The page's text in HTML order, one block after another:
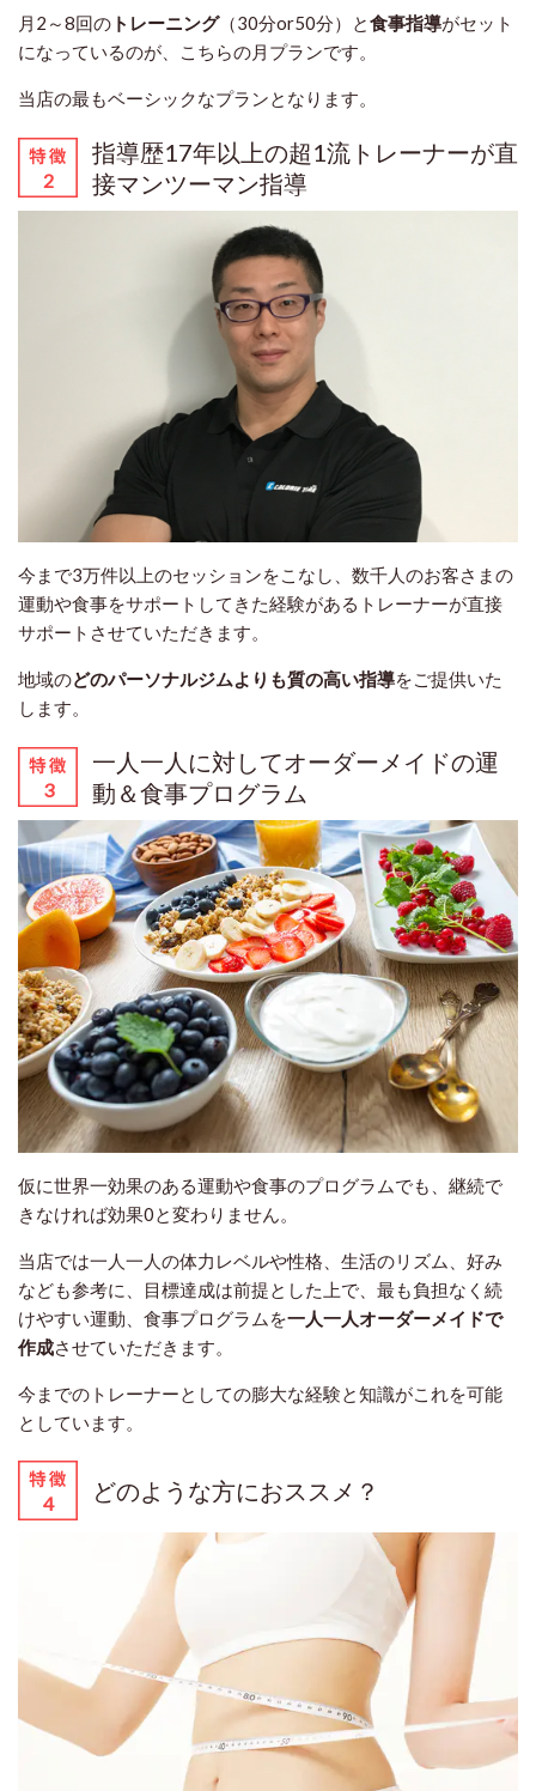
月2～8回の トレーニング（30分or50分）と食事指導がセット
になっているのが、こちらの月プランです。
当店の最もベーシックなプランとなります。
指導歴17年以上の超1流トレーナーが直
接マンツーマン指導
今まで3万件以上のセッションをこなし、数千人のお客さまの
運動や食事をサポートしてきた経験があるトレーナーが直接
サポートさせていただきます。
地域のどのパーソナルジムよりも質の高い指導をご提供いた
します。
一人一人に対してオーダーメイドの運
動＆食事プログラム
仮に世界一効果のある運動や食事のプログラムでも、継続で
きなければ効果0と変わりません。
当店では一人一人の体力レベルや性格、生活のリズム、好み
なども参考に、目標達成は前提とした上で、最も負担なく続
けやすい運動、食事プログラムを一人一人オーダーメイドで
作成させていただきます。
今までのトレーナーとしての膨大な経験と知識がこれを可能
としています。
どのような方におススメ？